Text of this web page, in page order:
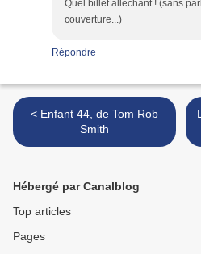
Quel billet alléchant ! (sans
couverture...)
Répondre
< Enfant 44, de Tom Rob
Smith
Hébergé par Canalblog
Top articles
Pages